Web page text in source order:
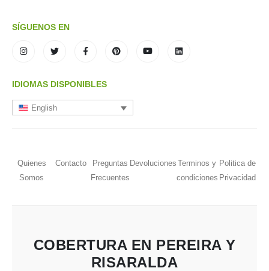
SÍGUENOS EN
IDIOMAS DISPONIBLES
English
Quienes
Somos
Contacto
Preguntas
Frecuentes
Devoluciones Terminos y
condiciones
Politica de
Privacidad
COBERTURA EN PEREIRA Y
RISARALDA